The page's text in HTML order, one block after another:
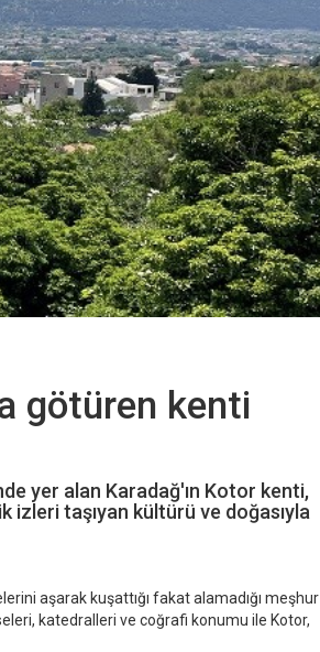
götüren kenti
yer alan Karadağ'ın Kotor kenti,
izleri taşıyan kültürü ve doğasıyla
aşarak kuşattığı fakat alamadığı meşhur
katedralleri ve coğrafi konumu ile Kotor,